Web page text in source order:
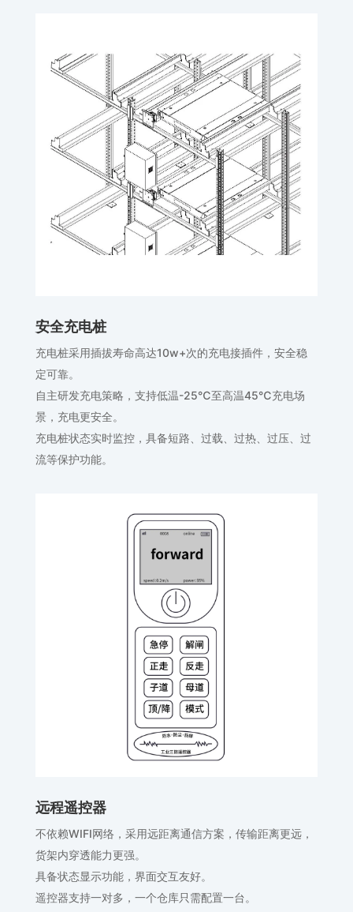
安全充电桩
充电桩采用插拔寿命高达10w+次的充电接插件，安全稳
定可靠。
自主研发充电策略，支持低温-25℃至高温45℃充电场
景，充电更安全。
充电桩状态实时监控，具备短路、过载、过热、过压、过
流等保护功能。
远程遥控器
不依赖WIFI网络，采用远距离通信方案，传输距离更远，
货架内穿透能力更强。
具备状态显示功能，界面交互友好。
遥控器支持一对多，一个仓库只需配置一台。